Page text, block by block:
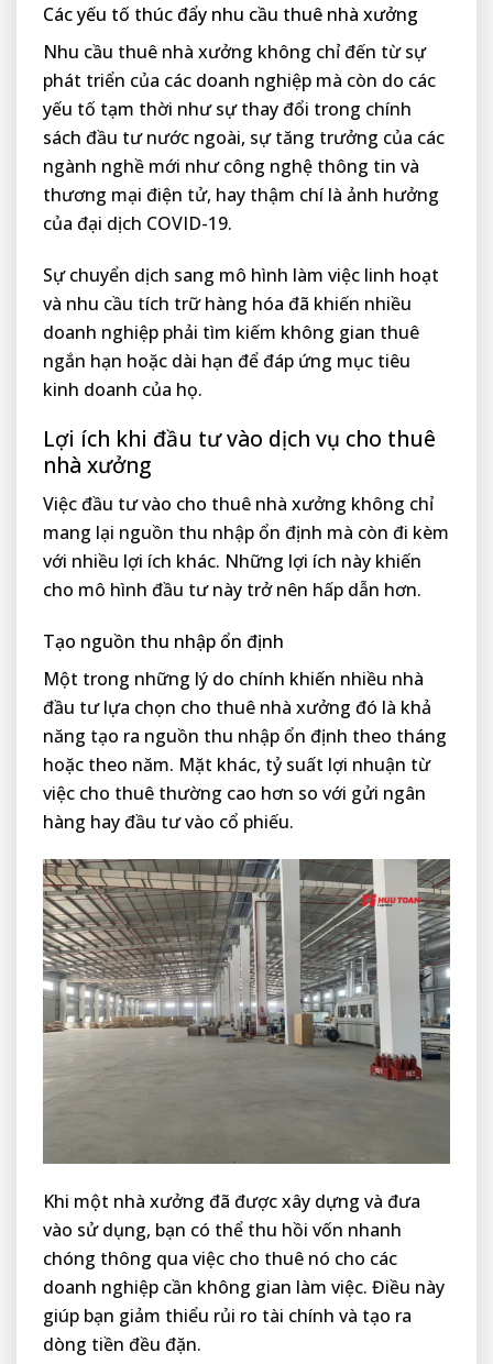
Các yếu tố thúc đẩy nhu cầu thuê nhà xưởng
Nhu cầu thuê nhà xưởng không chỉ đến từ sự
phát triển của các doanh nghiệp mà còn do các
yếu tố tạm thời như sự thay đổi trong chính
sách đầu tư nước ngoài, sự tăng trưởng của các
ngành nghề mới như công nghệ thông tin và
thương mại điện tử, hay thậm chí là ảnh hưởng
của đại dịch COVID-19.
Sự chuyển dịch sang mô hình làm việc linh hoạt
và nhu cầu tích trữ hàng hóa đã khiến nhiều
doanh nghiệp phải tìm kiếm không gian thuê
ngắn hạn hoặc dài hạn để đáp ứng mục tiêu
kinh doanh của họ.
Lợi ích khi đầu tư vào dịch vụ cho thuê
nhà xưởng
Việc đầu tư vào cho thuê nhà xưởng không chỉ
mang lại nguồn thu nhập ổn định mà còn đi kèm
với nhiều lợi ích khác. Những lợi ích này khiến
cho mô hình đầu tư này trở nên hấp dẫn hơn.
Tạo nguồn thu nhập ổn định
Một trong những lý do chính khiến nhiều nhà
đầu tư lựa chọn cho thuê nhà xưởng đó là khả
năng tạo ra nguồn thu nhập ổn định theo tháng
hoặc theo năm. Mặt khác, tỷ suất lợi nhuận từ
việc cho thuê thường cao hơn so với gửi ngân
hàng hay đầu tư vào cổ phiếu.
Khi một nhà xưởng đã được xây dựng và đưa
vào sử dụng, bạn có thể thu hồi vốn nhanh
chóng thông qua việc cho thuê nó cho các
doanh nghiệp cần không gian làm việc. Điều này
giúp bạn giảm thiểu rủi ro tài chính và tạo ra
dòng tiền đều đặn.